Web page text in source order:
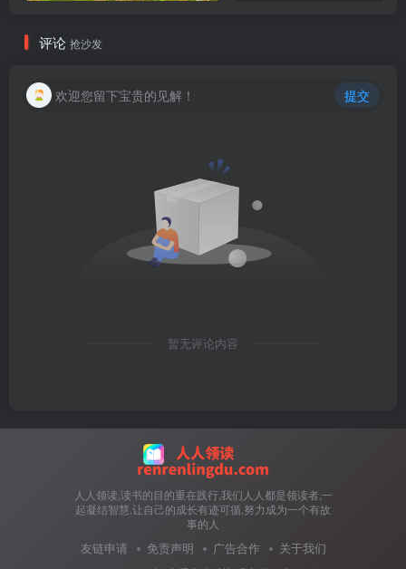
评论 抢沙发
欢迎您留下宝贵的见解！ 提交
暂无评论内容
人人领读,读书的目的重在践行,我们人人都是领读者,一
起凝结智慧,让自己的成长有迹可循,努力成为一个有故
事的人
友链申请 免责声明 广告合作 关于我们